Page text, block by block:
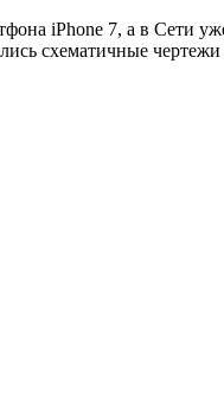
iPhone 7, а в Сети
схематичные чертежи